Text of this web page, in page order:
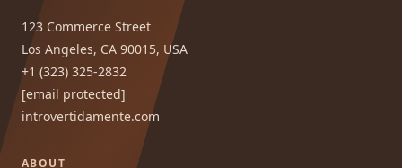
123 Commerce Street
Los Angeles, CA 90015, USA
+1 (323) 325-2832
[email protected]
introvertidamente.com
ABOUT